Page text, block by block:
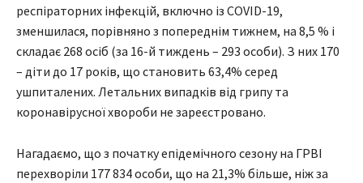
респіраторних інфекцій, включно із COVID-19,
зменшилася, порівняно з попереднім тижнем, на 8,5 % і
складає 268 осіб (за 16-й тиждень – 293 особи). З них 170
– діти до 17 років, що становить 63,4% серед
ушпиталених. Летальних випадків від грипу та
коронавірусної хвороби не зареєстровано.
Нагадаємо, що з початку епідемічного сезону на ГРВІ
перехворіли 177 834 особи, що на 21,3% більше, ніж за